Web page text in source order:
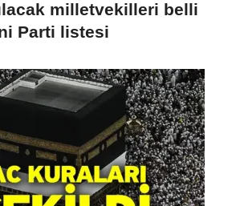
milletvekilleri belli
Parti listesi